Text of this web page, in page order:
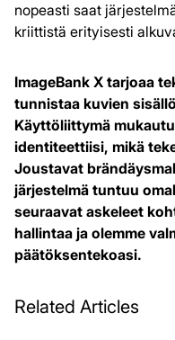
nopeasti saat
kriittistä erityisesti
ImageBank X tarjoaa
tunnistaa kuvien
Käyttöliittymä
identiteettiisi, mikä
Joustavat
järjestelmä tuntuu
seuraavat askeleet
hallintaa ja olemme
päätöksentekoasi.
Related Articles